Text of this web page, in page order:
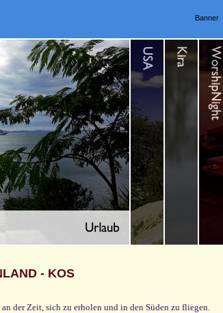
Banner
- KOS
der Zeit, sich zu erholen und in den Süden zu fliegen.